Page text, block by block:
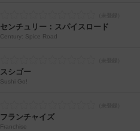
センチュリー：スパイスロード
Century: Spice Road
スシゴー
Sushi Go!
フランチャイズ
Franchise